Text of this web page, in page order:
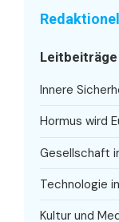
Leitbeiträge
Innere
Hormus wird
Gesellschaft
Technologie
Kultur und